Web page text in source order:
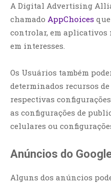
A Digital Advertising
chamado AppChoices
controlar, em aplicativos
em interesses.
Os Usuários também
determinados recursos
respectivas
as configurações de
celulares ou
Anúncios do
Alguns dos anúncios